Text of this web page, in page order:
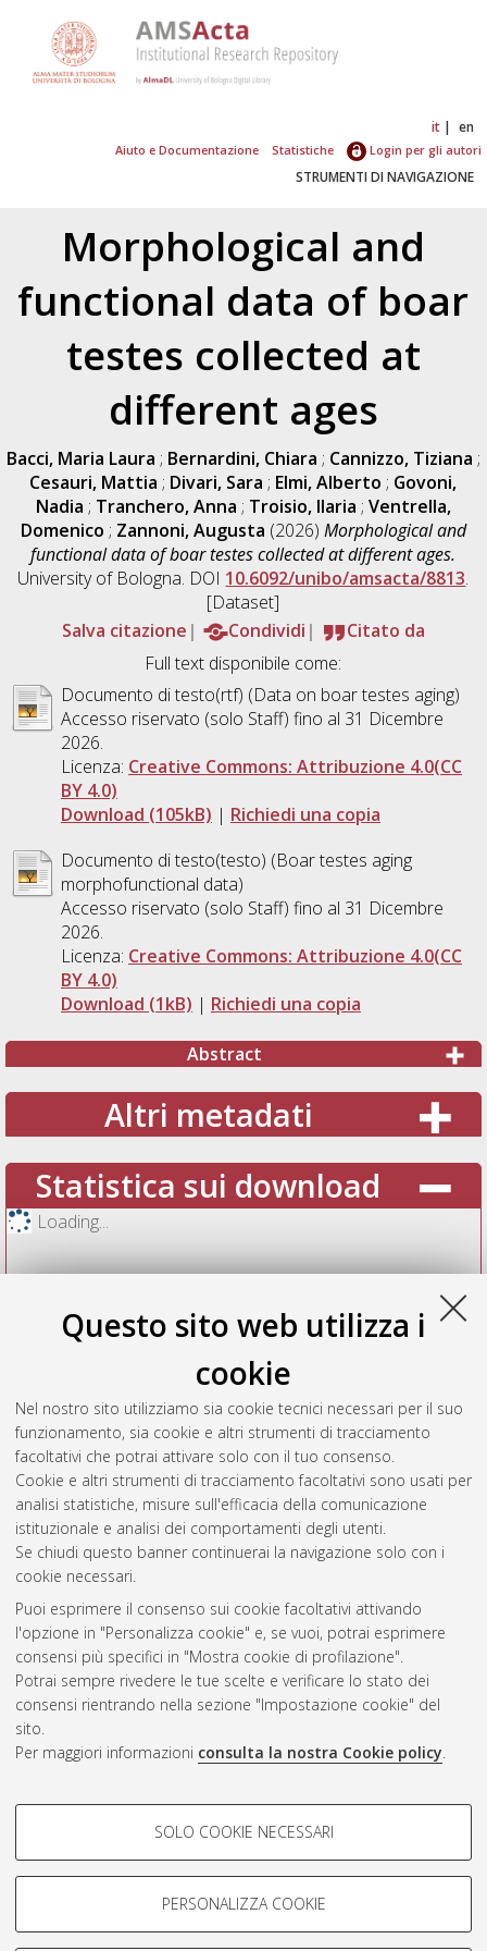
Questo sito web utilizza i
cookie
Nel nostro sito utilizziamo sia cookie tecnici necessari per il suo
funzionamento, sia cookie e altri strumenti di tracciamento
facoltativi che potrai attivare solo con il tuo consenso.
Cookie e altri strumenti di tracciamento facoltativi sono usati per
analisi statistiche, misure sull'efficacia della comunicazione
istituzionale e analisi dei comportamenti degli utenti.
Se chiudi questo banner continuerai la navigazione solo con i
cookie necessari.
Puoi esprimere il consenso sui cookie facoltativi attivando
l'opzione in "Personalizza cookie" e, se vuoi, potrai esprimere
consensi più specifici in "Mostra cookie di profilazione".
Potrai sempre rivedere le tue scelte e verificare lo stato dei
consensi rientrando nella sezione "Impostazione cookie" del
sito.
Per maggiori informazioni consulta la nostra Cookie policy.
COOKIE DI PROFILAZIONE -
Si tratta di cookie utilizzati per analizzare le caratteristiche della
navigazione degli utenti, creare profili in base al loro comportamento
SOLO COOKIE NECESSARI
PERSONALIZZA COOKIE
it en
Aiuto e Documentazione Statistiche Login per gli autori
STRUMENTI DI NAVIGAZIONE
Morphological and
functional data of boar
testes collected at
different ages
Bacci, Maria Laura ; Bernardini, Chiara ; Cannizzo, Tiziana ;
Cesauri, Mattia ; Divari, Sara ; Elmi, Alberto ; Govoni,
Nadia ; Tranchero, Anna ; Troisio, Ilaria ; Ventrella,
Domenico ; Zannoni, Augusta (2026) Morphological and
functional data of boar testes collected at different ages.
University of Bologna. DOI 10.6092/unibo/amsacta/8813.
[Dataset]
Salva citazione
Condividi
Citato da
Full text disponibile come:
Documento di testo(rtf) (Data on boar testes aging)
Accesso riservato (solo Staff) fino al 31 Dicembre
2026.
Licenza: Creative Commons: Attribuzione 4.0(CC
BY 4.0)
Download (105kB) | Richiedi una copia
Documento di testo(testo) (Boar testes aging
morphofunctional data)
Accesso riservato (solo Staff) fino al 31 Dicembre
2026.
Licenza: Creative Commons: Attribuzione 4.0(CC
BY 4.0)
Download (1kB) | Richiedi una copia
Abstract
Altri metadati
Statistica sui download
Loading...
Vedi altre statistiche
Gestione del documento:
Atom
Rss
2.0
AMS Acta
ISSN: 2038-7954
re3data.org -
doi.org/10.17616/R3P19R
Servizio implementato e
Impostazioni Cookie
repository